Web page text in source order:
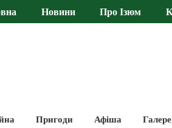
Новини Про Ізюм
Пригоди Афіша